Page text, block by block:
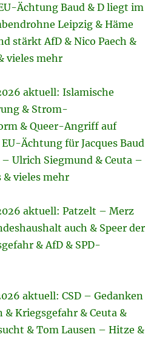
Ächtung Baud & D liegt im
Leipzig & Häme
stärkt AfD & Nico Paech &
vieles mehr
aktuell: Islamische
& Strom-
& Queer-Angriff auf
Ächtung für Jacques Baud
Ulrich Siegmund & Ceuta –
& vieles mehr
aktuell: Patzelt – Merz
auch & Speer der
& AfD & SPD-
aktuell: CSD – Gedanken
& Kriegsgefahr & Ceuta &
& Tom Lausen – Hitze &